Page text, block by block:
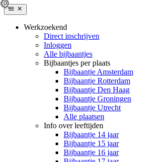
Werkzoekend
Direct inschrijven
Inloggen
Alle bijbaantjes
Bijbaantjes per plaats
Bijbaantje Amsterdam
Bijbaantje Rotterdam
Bijbaantje Den Haag
Bijbaantje Groningen
Bijbaantje Utrecht
Alle plaatsen
Info over leeftijden
Bijbaantje 14 jaar
Bijbaantje 15 jaar
Bijbaantje 16 jaar